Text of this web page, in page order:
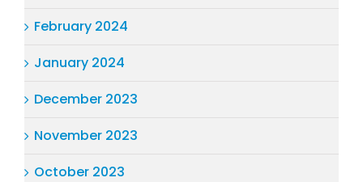
February 2024
January 2024
December 2023
November 2023
October 2023